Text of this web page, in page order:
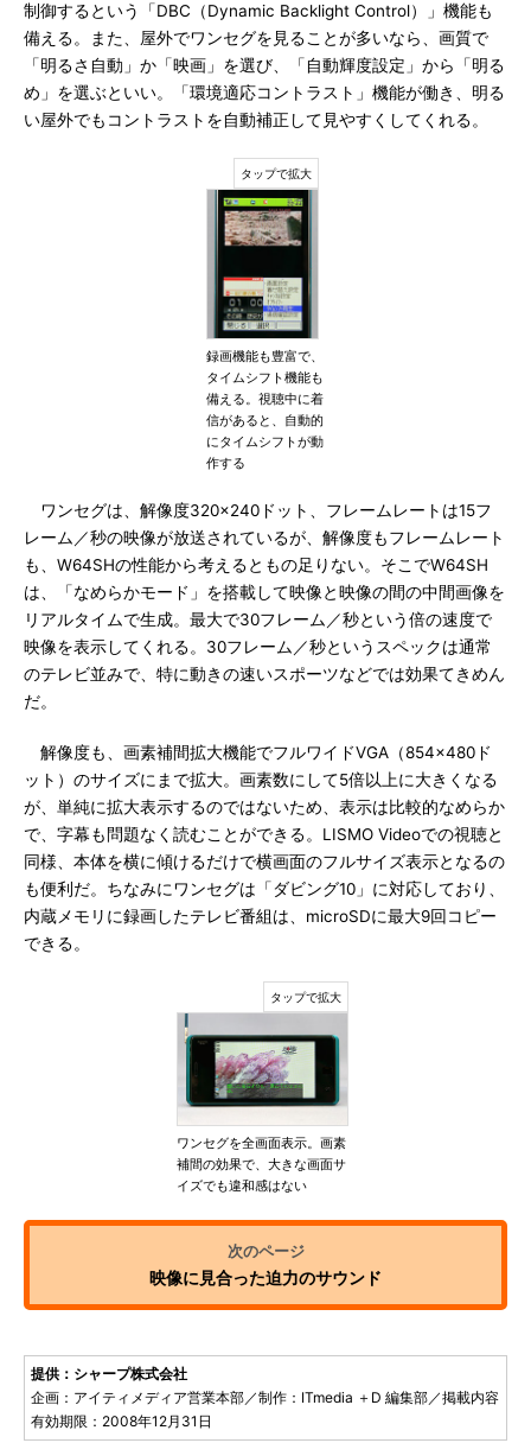
制御するという「DBC（Dynamic Backlight Control）」機能も
備える。また、屋外でワンセグを見ることが多いなら、画質で
「明るさ自動」か「映画」を選び、「自動輝度設定」から「明る
め」を選ぶといい。「環境適応コントラスト」機能が働き、明る
い屋外でもコントラストを自動補正して見やすくしてくれる。
録画機能も豊富で、
タイムシフト機能も
備える。視聴中に着
信があると、自動的
にタイムシフトが動
作する
ワンセグは、解像度320×240ドット、フレームレートは15フ
レーム／秒の映像が放送されているが、解像度もフレームレート
も、W64SHの性能から考えるともの足りない。そこでW64SH
は、「なめらかモード」を搭載して映像と映像の間の中間画像を
リアルタイムで生成。最大で30フレーム／秒という倍の速度で
映像を表示してくれる。30フレーム／秒というスペックは通常
のテレビ並みで、特に動きの速いスポーツなどでは効果てきめん
だ。
解像度も、画素補間拡大機能でフルワイドVGA（854×480ド
ット）のサイズにまで拡大。画素数にして5倍以上に大きくなる
が、単純に拡大表示するのではないため、表示は比較的なめらか
で、字幕も問題なく読むことができる。LISMO Videoでの視聴と
同様、本体を横に傾けるだけで横画面のフルサイズ表示となるの
も便利だ。ちなみにワンセグは「ダビング10」に対応しており、
内蔵メモリに録画したテレビ番組は、microSDに最大9回コピー
できる。
ワンセグを全画面表示。画素
補間の効果で、大きな画面サ
イズでも違和感はない
映像に見合った迫力のサウンド
提供：シャープ株式会社
企画：アイティメディア営業本部／制作：ITmedia ＋D 編集部／掲載内容
有効期限：2008年12月31日